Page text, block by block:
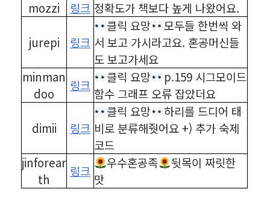
mozzi
링크 정확도가 책보다 높게 나왔어요.
jurepi 링크
클릭 요망
모두들 한번씩 와
서 보고 가시라고요. 혼공머신들
도 보고가세요
minman
doo
링크
클릭 요망
p.159 시그모이드
함수 그래프 오류 잡았더요
dimii 링크
클릭 요망
하리를 드디어 태
비로 분류해줫어요 +) 추가 숙제
코드
jinforear
th
링크
우수혼공족
뒷목이 짜릿한
맛